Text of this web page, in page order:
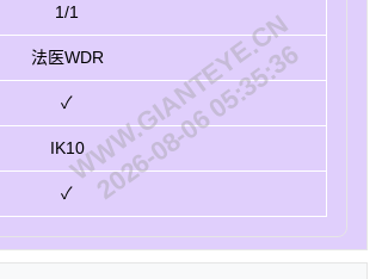
1/1
法医WDR
✓
IK10
✓
WWW.GIANTEYE.CN
2026-08-06 05:35:36